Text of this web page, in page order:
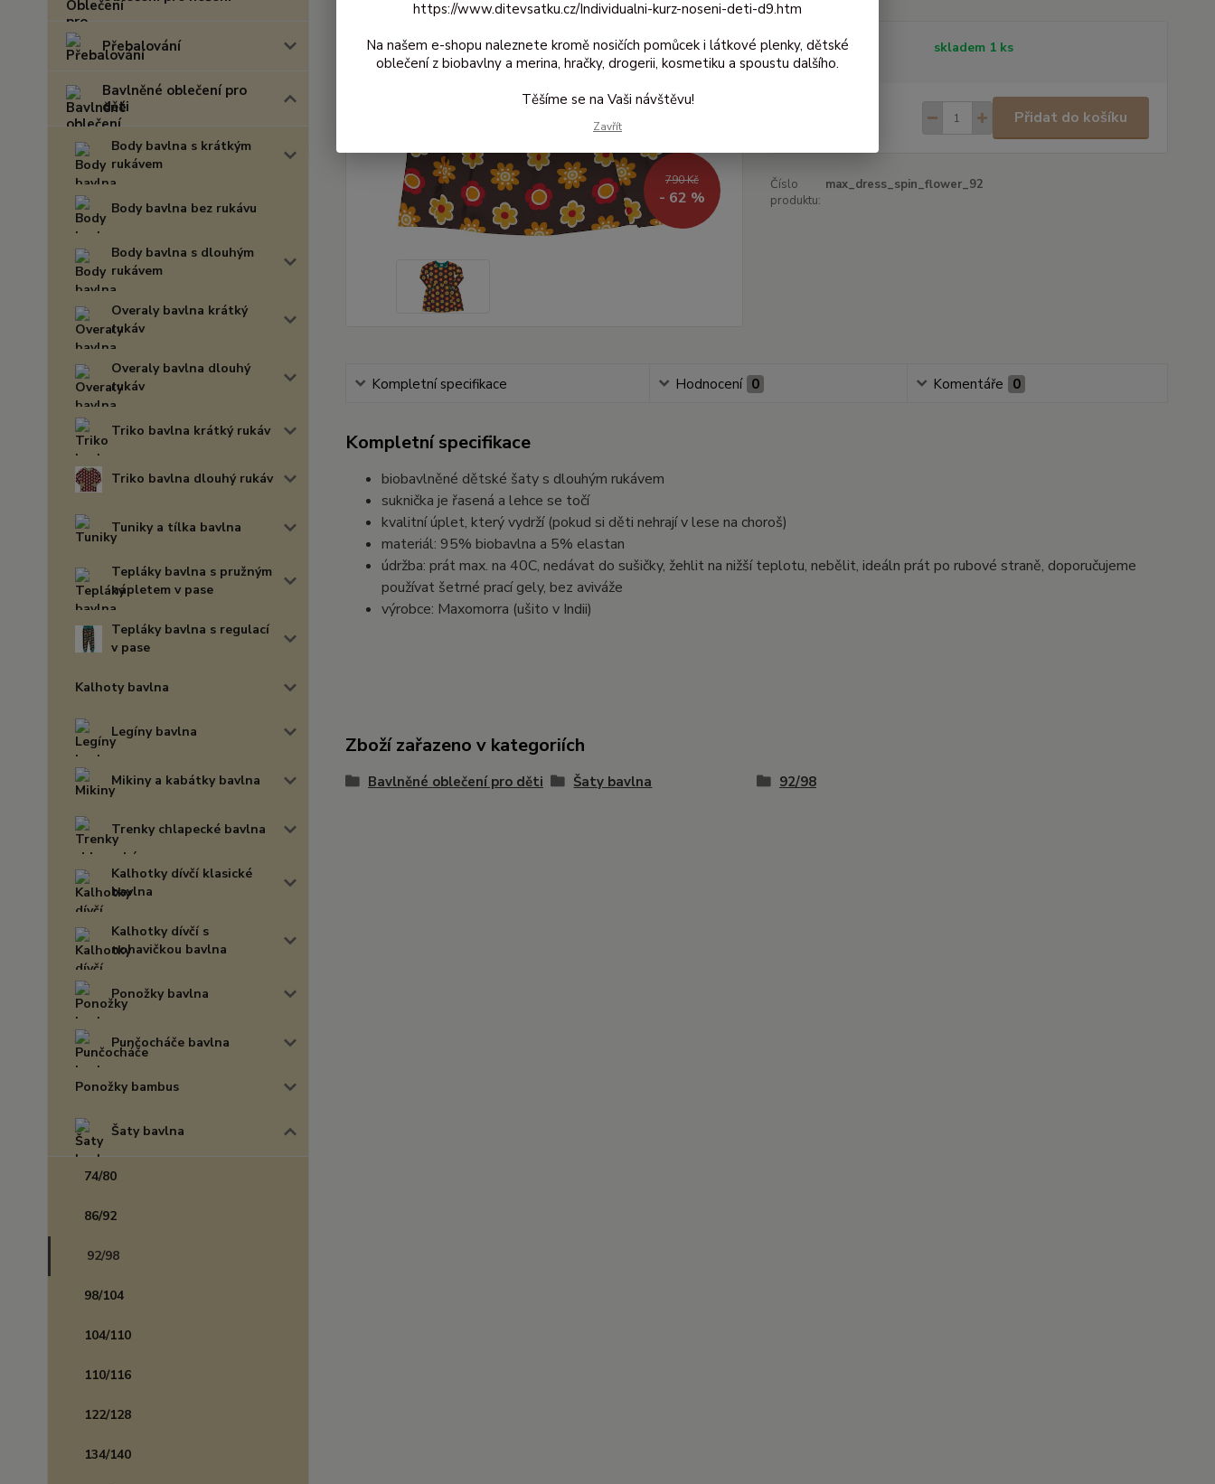
Přebalování
Bavlněné oblečení pro
děti
Body bavlna s krátkým
rukávem
Body bavlna bez rukávu
Body bavlna s dlouhým
rukávem
Overaly bavlna krátký
rukáv
Overaly bavlna dlouhý
rukáv
Triko bavlna krátký rukáv
Triko bavlna dlouhý rukáv
Tuniky a tílka bavlna
Tepláky bavlna s pružným
nápletem v pase
Tepláky bavlna s regulací
v pase
Kalhoty bavlna
Legíny bavlna
Mikiny a kabátky bavlna
Trenky chlapecké bavlna
Kalhotky dívčí klasické
bavlna
Kalhotky dívčí s
nohavičkou bavlna
Ponožky bavlna
Punčocháče bavlna
Ponožky bambus
Šaty bavlna
74/80
86/92
92/98
98/104
104/110
110/116
122/128
134/140
790 Kč
- 62 %
Dostupnost skladem 1 ks
Přidat do košíku
Číslo
produktu:
max_dress_spin_flower_92
Kompletní specifikace Hodnocení 0 Komentáře 0
Kompletní specifikace
biobavlněné dětské šaty s dlouhým rukávem
suknička je řasená a lehce se točí
kvalitní úplet, který vydrží (pokud si děti nehrají v lese na choroš)
materiál: 95% biobavlna a 5% elastan
údržba: prát max. na 40C, nedávat do sušičky, žehlit na nižší teplotu, nebělit, ideáln prát po rubové straně, doporučujeme
používat šetrné prací gely, bez aviváže
výrobce: Maxomorra (ušito v Indii)
Zboží zařazeno v kategoriích
Bavlněné oblečení pro děti Šaty bavlna 92/98
https://www.ditevsatku.cz/Individualni-kurz-noseni-deti-d9.htm
Na našem e-shopu naleznete kromě nosičích pomůcek i látkové plenky, dětské
oblečení z biobavlny a merina, hračky, drogerii, kosmetiku a spoustu dalšího.
Těšíme se na Vaši návštěvu!
Zavřít